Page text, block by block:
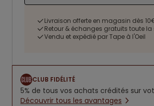
Livraison offerte en magasin dès
Retour & échanges gratuits toute la
Vendu et expédié par Tape à l'Oeil
CLUB FIDÉLITÉ
5% de tous vos achats crédités sur
Découvrir tous les avantages